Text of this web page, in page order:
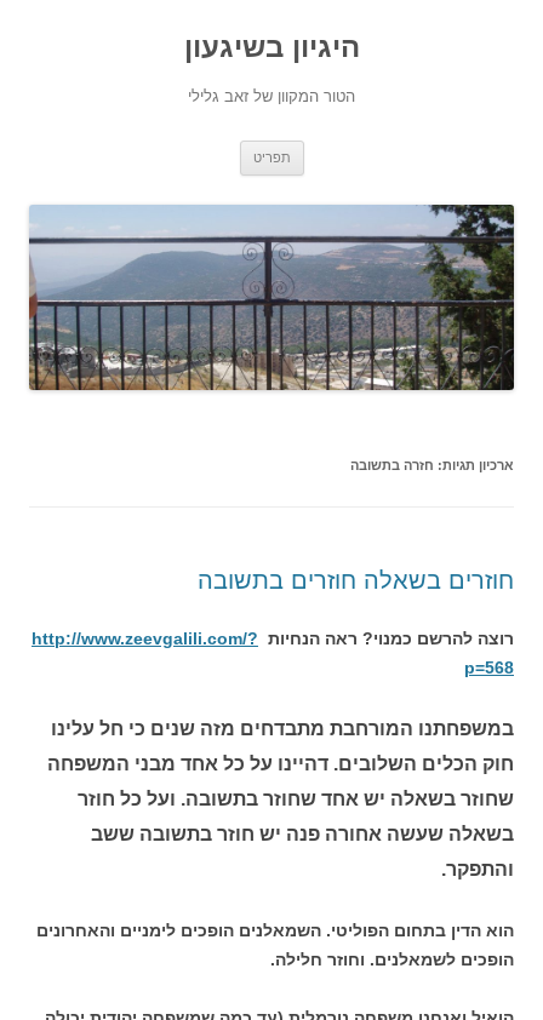
היגיון בשיגעון
הטור המקוון של זאב גלילי
תפריט
ארכיון תגיות: חזרה בתשובה
חוזרים בשאלה חוזרים בתשובה
רוצה להרשם כמנוי? ראה הנחיות http://www.zeevgalili.com/?
p=568
במשפחתנו המורחבת מתבדחים מזה שנים כי חל עלינו
חוק הכלים השלובים. דהיינו על כל אחד מבני המשפחה
שחוזר בשאלה יש אחד שחוזר בתשובה. ועל כל חוזר
בשאלה שעשה אחורה פנה יש חוזר בתשובה ששב
והתפקר.
הוא הדין בתחום הפוליטי. השמאלנים הופכים לימניים והאחרונים
הופכים לשמאלנים. וחוזר חלילה.